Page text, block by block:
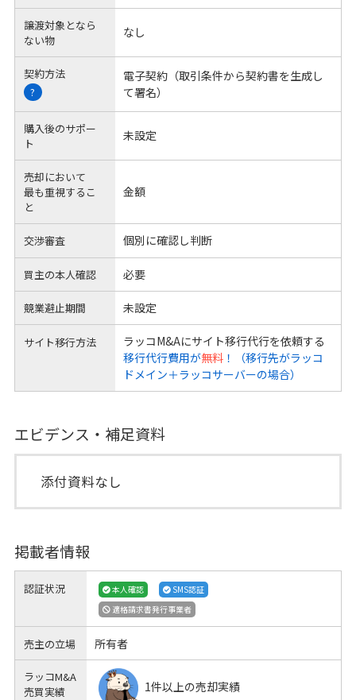
譲渡対象となら
ない物
なし
契約方法
?
電子契約（取引条件から契約書を生成し
て署名）
購入後のサポー
ト
未設定
売却において
最も重視するこ
と
金額
交渉審査 個別に確認し判断
買主の本人確認 必要
競業避止期間 未設定
サイト移行方法
ラッコM&Aにサイト移行代行を依頼する
移行代行費用が無料！（移行先がラッコ
ドメイン＋ラッコサーバーの場合）
エビデンス・補足資料
添付資料なし
掲載者情報
認証状況 本人確認
SMS認証
適格請求書発行事業者
売主の立場 所有者
ラッコM&A
売買実績
1件以上の売却実績